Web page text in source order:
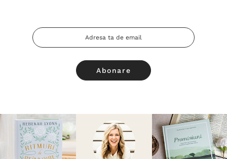
Adresa
Email